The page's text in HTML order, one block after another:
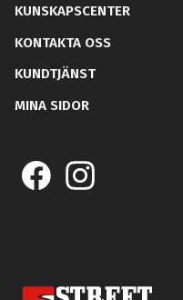
KUNSKAPSCENTER
KONTAKTA OSS
KUNDTJÄNST
MINA SIDOR